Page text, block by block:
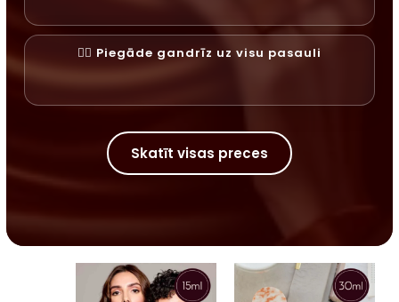
✓⃝ Piegāde gandrīz uz visu pasauli
Skatīt visas preces